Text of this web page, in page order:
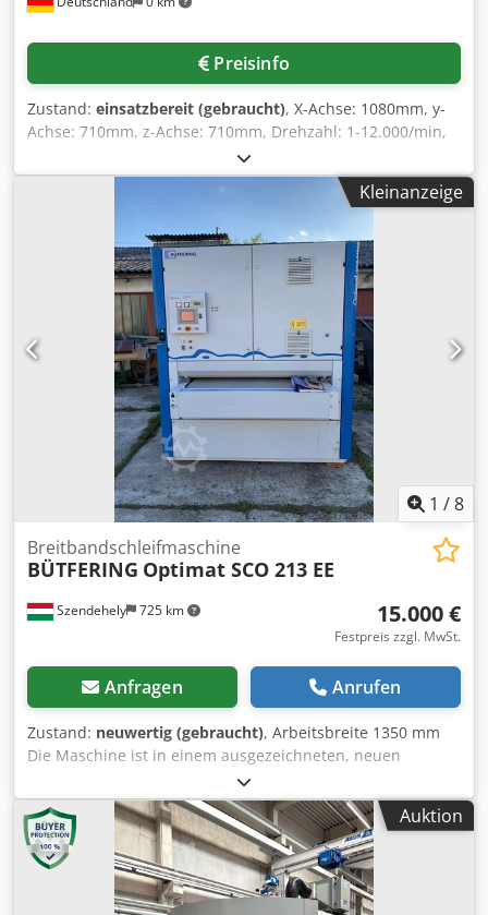
dieser Seite wurden nach bestem Wissen undGewissen
Informationen werden im guten Glauben abgegeben, aber
die Genauigkeit kann nichtgarantiert werden.
Vertragsbedingungen darstellen.Wir empfehlen Ihnen, alle
wichtigen Details zu überprüfen.
Preisinfo
Zustand: einsatzbereit (gebraucht), X-Achse: 1080mm, y-
Achse: 710mm, z-Achse: 710mm, Drehzahl: 1-12.000/min,
max. Tischbelastung: 550kg, NC-Rundtischdurchmesser
integriert im starren Tisch: 800mm, Tischabmessungen:
Werkzeugaufnahme: SK 40 DIN 69872, Anschlussleistung:
15kW, Steuerung: Heidenhain TNC 430,
Betriebsstundenstand: 63.619h, Spindelstanden: 22.552h,
mit gesteuertem NC-Schwenkfräskopf B-Achse,
Aktivkühlung für Motorspindel B-Achse, Handrad,
Betriebsart 4, der Antriebsverstärker der Festplatte wurde
im Januar 2025 erneuert. Eine Besichtigung vor Ort ist
möglich. Cedozadkropfx Am Torf
Kleinanzeige
1 /8
Szendehely 725 km
Breitbandschleifmaschine
BÜTFERING Optimat SCO 213 EE
15.000 €
Festpreis zzgl. MwSt.
Anfragen Anrufen
Zustand: neuwertig (gebraucht), Arbeitsbreite 1350 mm
Die Maschine ist in einem ausgezeichneten, neuen
Zustand, wie auf den Bildern zu sehen. Crsdsuuitgopfx Am
Tof
Auktion